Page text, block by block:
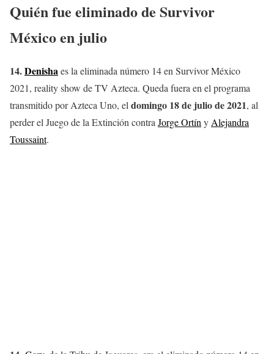
Quién fue eliminado de Survivor
México en julio
14.Denishaes la eliminada número 14 en Survivor México
2021, reality show de TV Azteca. Queda fuera en el programa
transmitido por Azteca Uno, eldomingo 18 de julio de 2021, al
perder el Juego de la Extinción contraJorge OrtínyAlejandra
Toussaint.